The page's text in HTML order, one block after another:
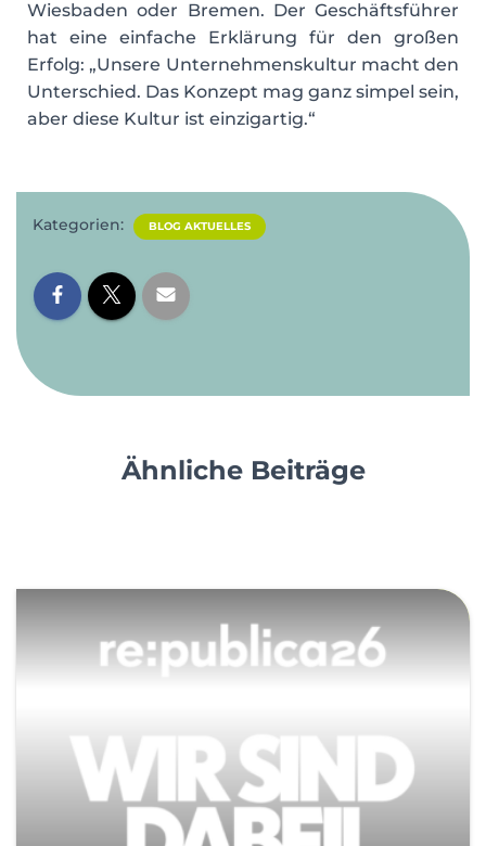
Wiesbaden oder Bremen. Der Geschäftsführer
hat eine einfache Erklärung für den großen
Erfolg: „Unsere Unternehmenskultur macht den
Unterschied. Das Konzept mag ganz simpel sein,
aber diese Kultur ist einzigartig.“
Kategorien: BLOG AKTUELLES
Ähnliche Beiträge